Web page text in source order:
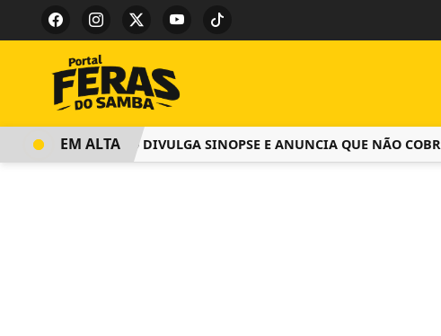
SALGUEIRO DIVULGA SINOPSE E ANUNCIA QUE NÃO
EM ALTA